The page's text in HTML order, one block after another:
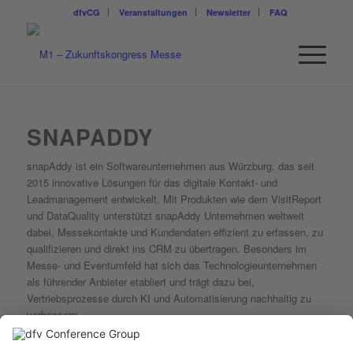
dfvCG Veranstaltungen Newsletter FAQ
SNAPADDY
snapAddy ist ein Softwareunternehmen aus Würzburg, das seit
2015 innovative Lösungen für das digitale Kontakt- und
Leadmanagement entwickelt. Mit Produkten wie dem VisitReport
und DataQuality unterstützt snapAddy Unternehmen weltweit
dabei, Messekontakte und Kundendaten effizient zu erfassen, zu
qualifizieren und direkt ins CRM zu übertragen. Besonders im
Messe- und Eventumfeld hat sich das Technologieunternehmen
als führender Anbieter etabliert und trägt dazu bei,
Vertriebsprozesse durch KI und Automatisierung nachhaltig zu
verbessern.
Weitere Informationen finden Sie unter: